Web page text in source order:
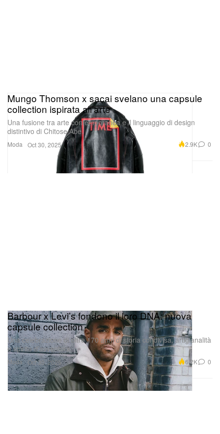
Moda
Mungo Thomson x sacai svelano una capsule
collection ispirata all’arte
Una fusione tra arte contemporanea e il linguaggio di design
distintivo di Chitose Abe.
Oct 30, 2025 2.9K 0
Moda
Barbour x Levi’s fondono il loro DNA: nuova
capsule collection
Una celebrazione di oltre 170 anni di storia condivisa, artigianalità
e spirito d’avventura.
Oct 30, 2025 6.2K 0